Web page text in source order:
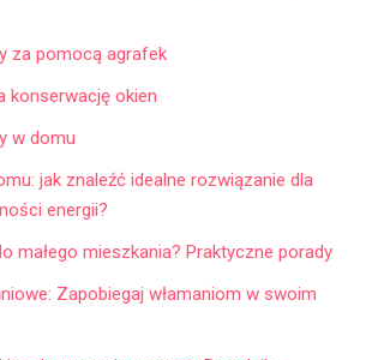
za pomocą agrafek
konserwację okien
w domu
jak znaleźć idealne rozwiązanie dla
energii?
małego mieszkania? Praktyczne porady
Zapobiegaj włamaniom w swoim